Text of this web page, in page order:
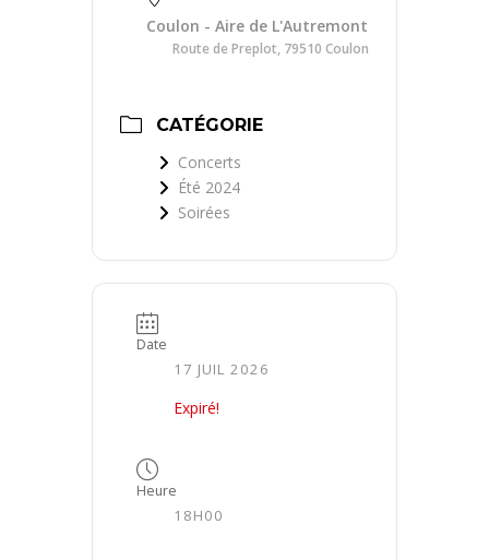
Coulon - Aire de L'Autremont
Route de Preplot, 79510 Coulon
CATÉGORIE
Concerts
Été 2024
Soirées
Date
17 JUIL 2026
Expiré!
Heure
18H00